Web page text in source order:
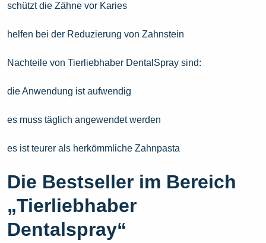
schützt die Zähne vor Karies
helfen bei der Reduzierung von Zahnstein
Nachteile von Tierliebhaber DentalSpray sind:
die Anwendung ist aufwendig
es muss täglich angewendet werden
es ist teurer als herkömmliche Zahnpasta
Die Bestseller im Bereich
„Tierliebhaber
Dentalspray“